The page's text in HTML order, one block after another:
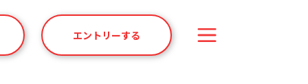
エントリーする